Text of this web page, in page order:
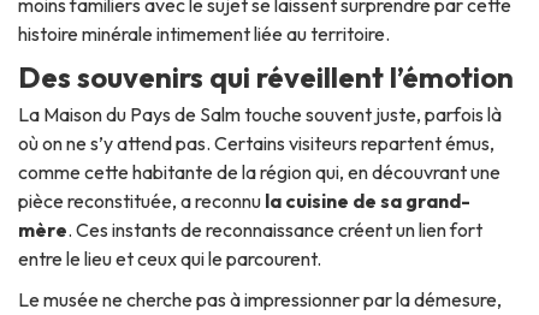
moins familiers avec le sujet se laissent surprendre par cette
histoire minérale intimement liée au territoire.
Des souvenirs qui réveillent l’émotion
La Maison du Pays de Salm touche souvent juste, parfois là
où on ne s’y attend pas. Certains visiteurs repartent émus,
comme cette habitante de la région qui, en découvrant une
pièce reconstituée, a reconnu la cuisine de sa grand-
mère. Ces instants de reconnaissance créent un lien fort
entre le lieu et ceux qui le parcourent.
Le musée ne cherche pas à impressionner par la démesure,